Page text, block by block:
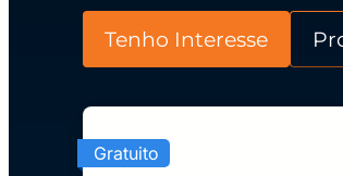
Tenho Interesse
Gratuito